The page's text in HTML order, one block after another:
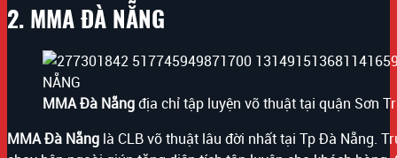
2. MMA ĐÀ NẴNG
MMA Đà Nẵngđịa chỉ tập luyện võ thuật tại quận Sơn
MMA Đà Nẵng là CLB võ thuật lâu đời nhất tại Tp Đà Nẵng.